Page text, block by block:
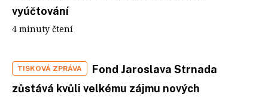
vyúčtování
4 minuty čtení
TISKOVÁ ZPRÁVA
Fond Jaroslava Strnada
zůstává kvůli velkému zájmu nových